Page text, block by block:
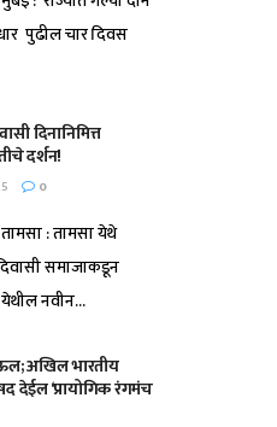
पुढील चार दिवस
दिनानिमित्त
दर्शन!
0
: तामसा येथे
समाजाकडून
नवीन...
अखिल भारतीय
देईल ‘प्रायोगिक रंगमंच